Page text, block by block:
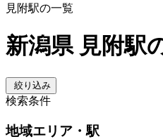
見附駅の一覧
新潟県 見附駅
絞り込み
検索条件
地域エリア・駅